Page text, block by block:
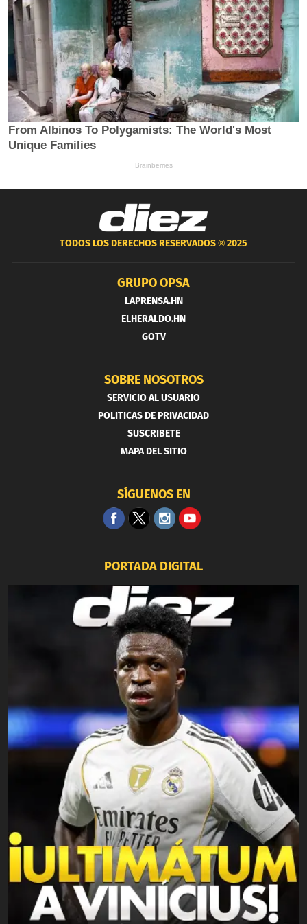
TODOS LOS DERECHOS RESERVADOS ®2025
GRUPO OPSA
LAPRENSA.HN
ELHERALDO.HN
GOTV
SOBRE NOSOTROS
SERVICIO AL USUARIO
POLITICAS DE PRIVACIDAD
SUSCRIBETE
MAPA DEL SITIO
SÍGUENOS EN
PORTADA DIGITAL